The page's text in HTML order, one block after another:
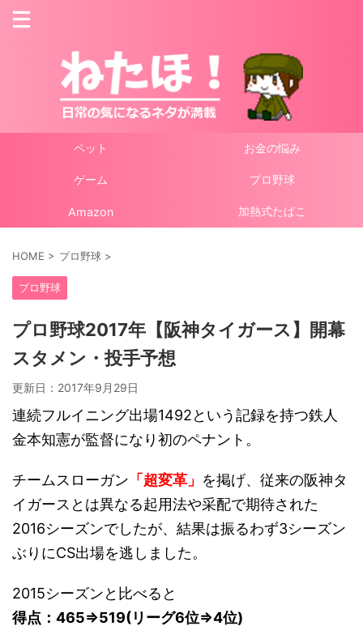
ペット お金の悩み
ゲーム プロ野球
Amazon 加熱式たばこ
HOME > プロ野球 >
プロ野球
プロ野球2017年【阪神タイガース】開幕
スタメン・投手予想
更新日： 2017年9月29日
連続フルイニング出場1492という記録を持つ鉄人
金本知憲が監督になり初のペナント。
チームスローガン 「超変革」 を掲げ、従来の阪神タ
イガースとは異なる起用法や采配で期待された
2016シーズンでしたが、結果は振るわず3シーズン
ぶりにCS出場を逃しました。
2015シーズンと比べると
得点：465⇒519(リーグ6位⇒4位)